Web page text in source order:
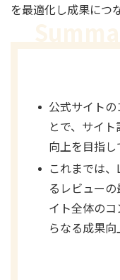
を最適化し成果につ
公式サイト
とで、サイ
向上を目指し
これまでは
るレビュー
イト全体の
らなる成果